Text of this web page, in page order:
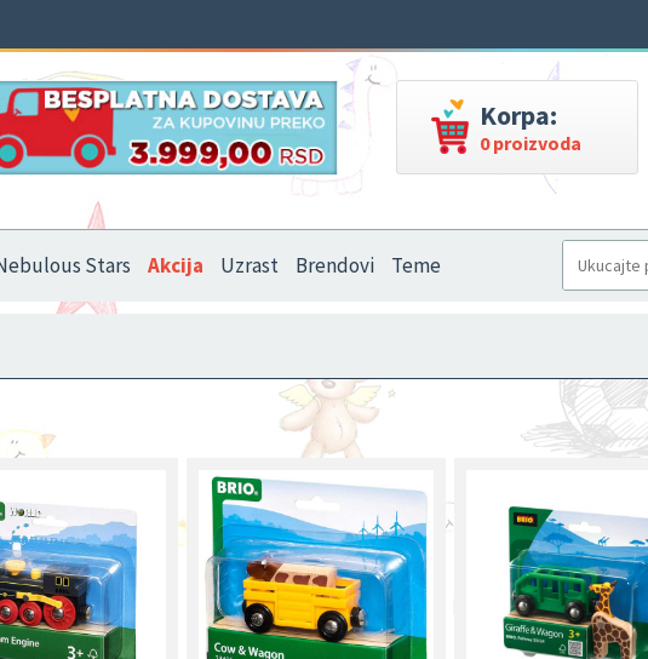
Korpa:
0 proizvoda
Stars Akcija Uzrast Brendovi Teme